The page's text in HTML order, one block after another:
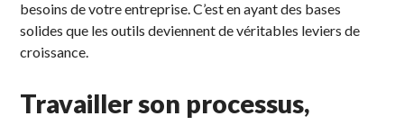
besoins de votre entreprise. C’est en ayant des bases
solides que les outils deviennent de véritables leviers de
croissance.
Travailler son processus,